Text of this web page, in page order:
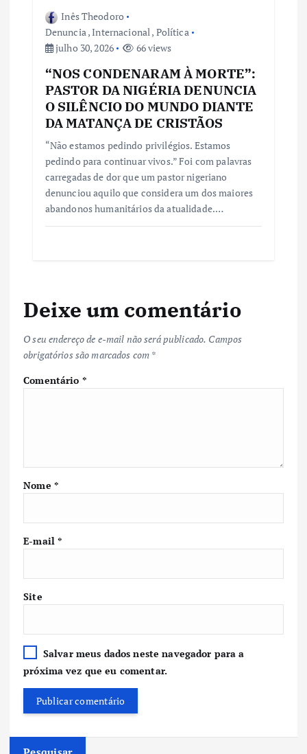
Inês Theodoro
Denuncia,Internacional, Política
julho 30, 2026
66 views
“NOS CONDENARAM À MORTE”:
PASTOR DA NIGÉRIA DENUNCIA
O SILÊNCIO DO MUNDO DIANTE
DA MATANÇA DE CRISTÃOS
“Não estamos pedindo privilégios. Estamos
pedindo para continuar vivos.” Foi com palavras
carregadas de dor que um pastor nigeriano
denunciou aquilo que considera um dos maiores
abandonos humanitários da atualidade.…
Deixe um comentário
O seu endereço de e-mail não será publicado. Campos
obrigatórios são marcados com *
Comentário *
Nome *
E-mail*
Site
Salvar meus dados neste navegador para a
próxima vez que eu comentar.